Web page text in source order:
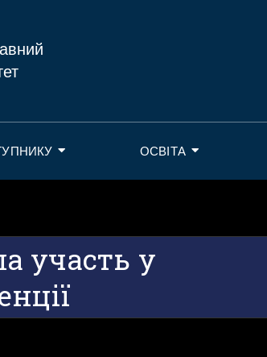
ОСВІТА
участь у